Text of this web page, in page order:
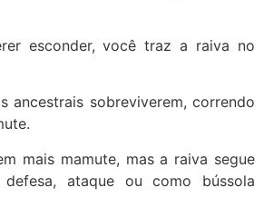
esconder, você traz a raiva no
ancestrais sobreviverem, correndo
mais mamute, mas a raiva segue
ataque ou como bússola